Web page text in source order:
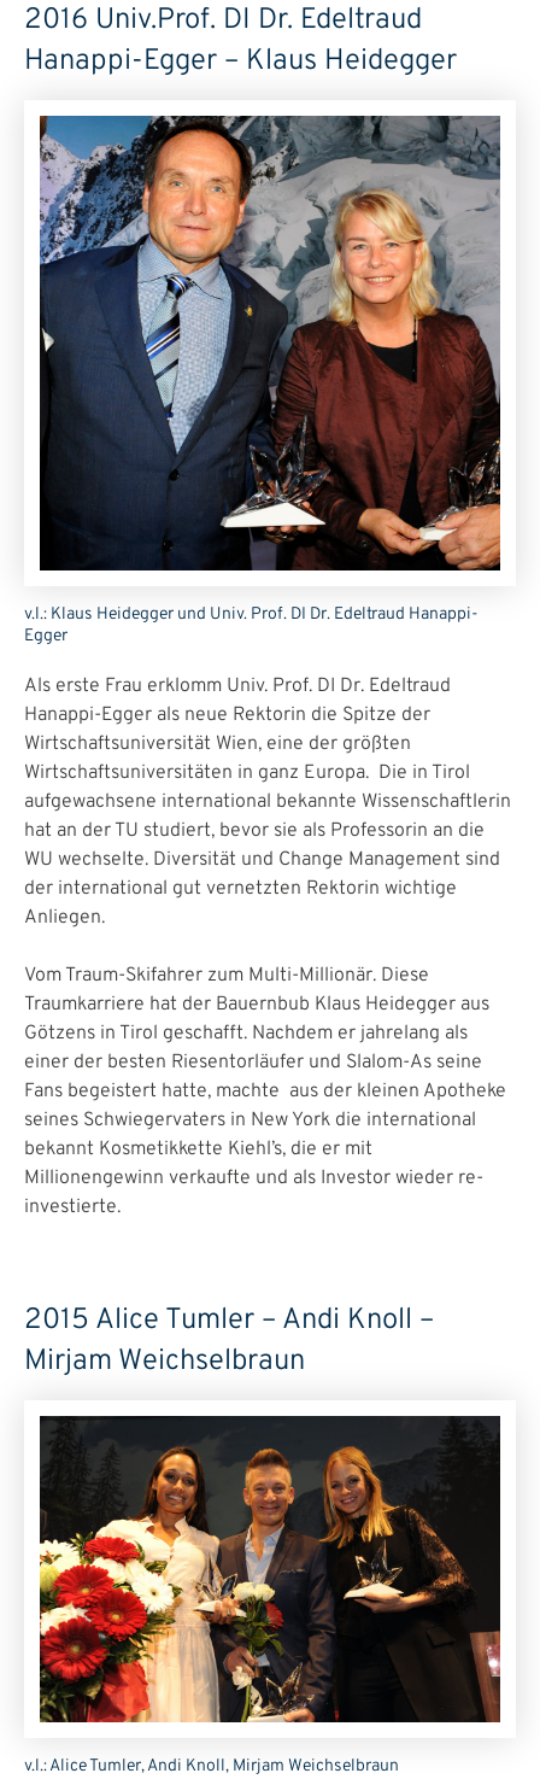
2016 Univ.Prof. DI Dr. Edeltraud
Hanappi-Egger – Klaus Heidegger
v.l.: Klaus Heidegger und Univ. Prof. DI Dr. Edeltraud Hanappi-
Egger
Als erste Frau erklomm Univ. Prof. DI Dr. Edeltraud
Hanappi-Egger als neue Rektorin die Spitze der
Wirtschaftsuniversität Wien, eine der größten
Wirtschaftsuniversitäten in ganz Europa. Die in Tirol
aufgewachsene international bekannte Wissenschaftlerin
hat an der TU studiert, bevor sie als Professorin an die
WU wechselte. Diversität und Change Management sind
der international gut vernetzten Rektorin wichtige
Anliegen.
Vom Traum-Skifahrer zum Multi-Millionär. Diese
Traumkarriere hat der Bauernbub Klaus Heidegger aus
Götzens in Tirol geschafft. Nachdem er jahrelang als
einer der besten Riesentorläufer und Slalom-As seine
Fans begeistert hatte, machte aus der kleinen Apotheke
seines Schwiegervaters in New York die international
bekannt Kosmetikkette Kiehl’s, die er mit
Millionengewinn verkaufte und als Investor wieder re-
investierte.
2015 Alice Tumler – Andi Knoll –
Mirjam Weichselbraun
v.l.: Alice Tumler, Andi Knoll, Mirjam Weichselbraun